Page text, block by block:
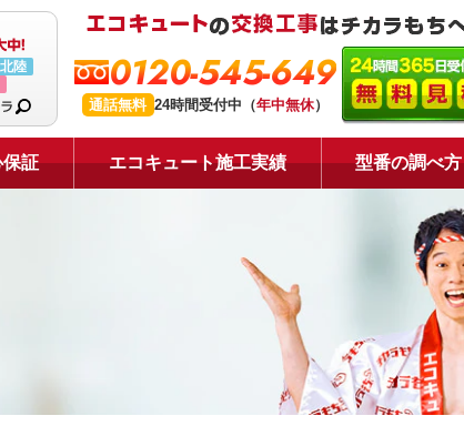
北陸
0120-545-649
通話無料 24時間受付中（年中無休）
保証 エコキュート施工実績 型番の調べ方